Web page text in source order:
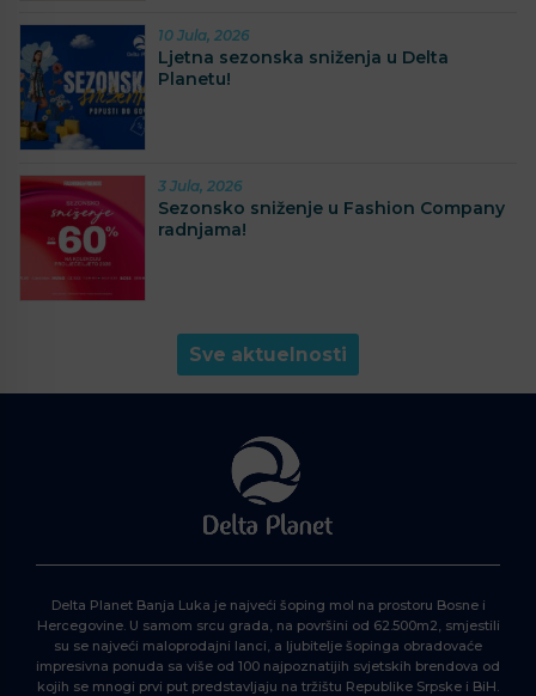
10 Jula, 2026
Ljetna sezonska sniženja u Delta
Planetu!
3 Jula, 2026
Sezonsko sniženje u Fashion Company
radnjama!
Sve aktuelnosti
Delta Planet Banja Luka je najveći šoping mol na prostoru Bosne i
Hercegovine. U samom srcu grada, na površini od 62.500m2, smjestili
su se najveći maloprodajni lanci, a ljubitelje šopinga obradovaće
impresivna ponuda sa više od 100 najpoznatijih svjetskih brendova od
kojih se mnogi prvi put predstavljaju na tržištu Republike Srpske i BiH.